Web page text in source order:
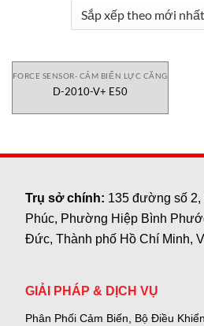
FORCE SENSOR- CẢM BIẾN LỰC CĂNG
D-2010-V+ E50
Trụ sở chính: 135 đường số
Phúc, Phường Hiệp Bình
Đức, Thành phố Hồ Chí Minh,
GIẢI PHÁP & DỊCH VỤ
Phân Phối Cảm Biến, Bộ Điều